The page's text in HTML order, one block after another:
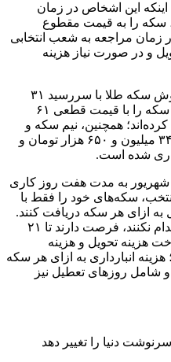
اینکه این اشخاص در زمان
در ۲۰ اسفندماه ۱۴۰۳، سکه را به قیمت مقطوع
زمان مراجعه به شعب انتخابی
و در صورت نیاز هزینه
وی افزود: مطابق با آگهی پیش فروش سکه طلا با سررسید ۳۱
شهریورماه ۱۴۰۴، متقاضیان، تمام سکه را با قیمت قطعی ۶۱
کرده‌اند؛ همچنین، نیم سکه و
ربع سکه به ترتیب با قیمت قطعی ۳۴ میلیون و ۶۵۰ هزار تومان و
بالسینی گفت: خریداران از روز ۳۱ شهریور به مدت هفت روز کاری
سکه‌های خود را فقط با
تحویل به ازای هر سکه دریافت کنند.
اشخاصی که طی این بازه زمانی اقدام نکنند، فرصت دارند تا ۲۱
هزینه تحویل و هزینه
هزینه انبارداری به ازای هر سکه
ریال است و شامل روزهای تعطیل نیز
دنیا را تغییر دهد